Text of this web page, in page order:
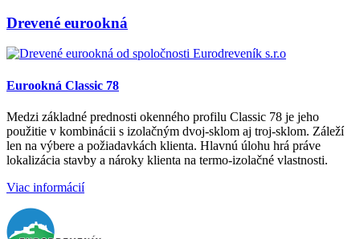
Drevené eurookná
Eurookná Classic 78
Medzi základné prednosti okenného profilu Classic 78 je jeho
použitie v kombinácii s izolačným dvoj-sklom aj troj-sklom. Záleží
len na výbere a požiadavkách klienta. Hlavnú úlohu hrá práve
lokalizácia stavby a nároky klienta na termo-izolačné vlastnosti.
Viac informácií